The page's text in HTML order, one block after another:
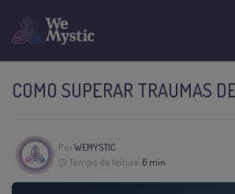
COMO SUPERAR TRAUMAS
PorWEMYSTIC
Tempo de leitura: 6 min